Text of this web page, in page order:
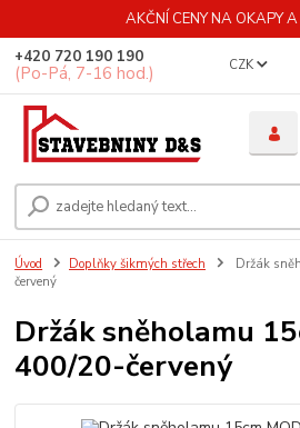
AKČNÍ CENY NA OKAPY
CZK
+420 720 190 190
(Po-Pá, 7-16 hod.)
Úvod Doplňky šikmých střech
Držák
červený
Držák sněholamu
400/20-červený